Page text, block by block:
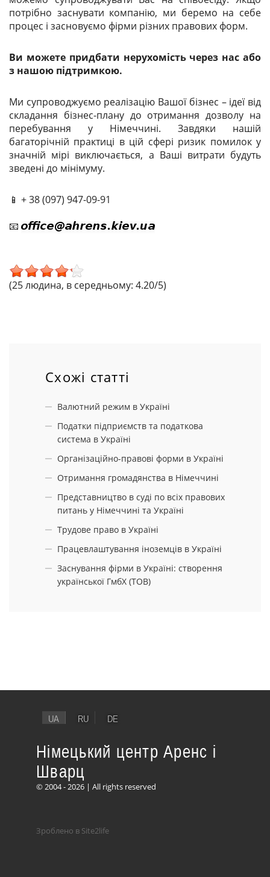
потрібно заснувати компанію, ми беремо на себе
процес і засновуємо фірми різних правових форм.
Ви можете придбати нерухомість через нас або
з нашою підтримкою.
Ми супроводжуємо реалізацію Вашої бізнес – ідеї від
складання бізнес-плану до отримання дозволу на
перебування у Німеччині. Завдяки нашій
багаторічній практиці в цій сфері ризик помилок у
значній мірі виключається, а Ваші витрати будуть
зведені до мінімуму.
📱 + 38 (097) 947-09-91
📧
(25 людина, в середньому: 4.20/5)
Схожі статті
Валютний режим в Україні
Податки підприємств та податкова
система в Україні
Організаційно-правові форми в Україні
Отримання громадянства в Німеччині
Представництво в суді по всіх правових
питань у Німеччині та Україні
Трудове право в Україні
Працевлаштування іноземців в Україні
Заснування фірми в Україні: створення
української ГмбХ (ТОВ)
UA RU DE
Німецький центр Аренс і
Шварц
© 2004 - 2026 | All rights reserved
Зроблено в Site2life